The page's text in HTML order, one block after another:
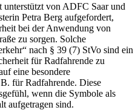
von ADFC Saar und
Petra Berg aufgefordert,
bei der Anwendung von
zu sorgen. Solche
nach § 39 (7) StVo sind ein
für Radfahrende zu
eine besondere
für Radfahrende. Diese
wenn die Symbole als
aufgetragen sind.